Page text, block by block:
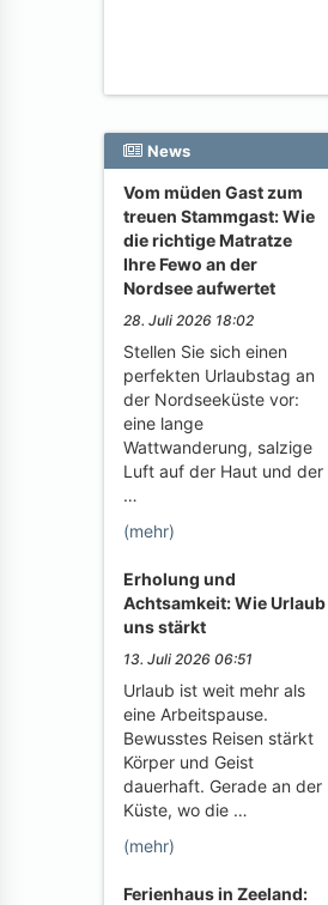
News
Vom müden Gast zum
treuen Stammgast: Wie
die richtige Matratze
Ihre Fewo an der
Nordsee aufwertet
28. Juli 2026 18:02
Stellen Sie sich einen
perfekten Urlaubstag an
der Nordseeküste vor:
eine lange
Wattwanderung, salzige
Luft auf der Haut und der
…
(mehr)
Erholung und
Achtsamkeit: Wie Urlaub
uns stärkt
13. Juli 2026 06:51
Urlaub ist weit mehr als
eine Arbeitspause.
Bewusstes Reisen stärkt
Körper und Geist
dauerhaft. Gerade an der
Küste, wo die …
(mehr)
Ferienhaus in Zeeland: